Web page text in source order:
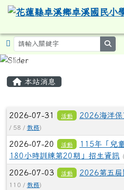
跳至主內容區
花蓮縣卓溪鄉卓溪
導覽列
本站消息
文章列表
2026-07-31 活動 2026海洋保
/ 58 / 教務)
2026-07-20 活動
115年「兒
180小時訓練第20期」招生資訊 (
2026-07-03 活動 2026第五屆
110 / 教務)